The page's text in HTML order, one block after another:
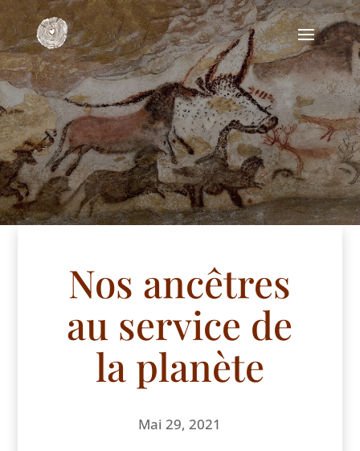
Nos ancêtres
au service de
la planète
Mai 29, 2021